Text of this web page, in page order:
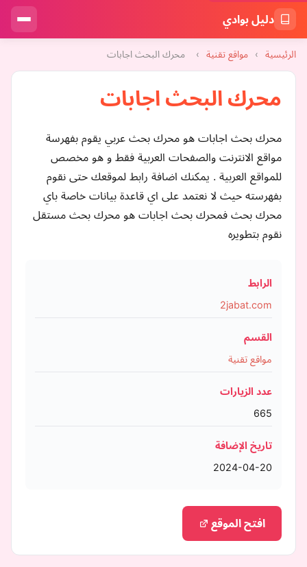
دليل بوادي
الرئيسية › مواقع تقنية › محرك البحث اجابات
محرك البحث اجابات
محرك بحث اجابات هو محرك بحث عربي يقوم بفهرسة
مواقع الانترنت والصفحات العربية فقط و هو مخصص
للمواقع العربية . يمكنك اضافة رابط لموقعك حتى نقوم
بفهرسته حيث لا نعتمد على اي قاعدة بيانات خاصة باي
محرك بحث فمحرك بحث اجابات هو محرك بحث مستقل
نقوم بتطويره
الرابط
2jabat.com
القسم
مواقع تقنية
عدد الزيارات
665
تاريخ الإضافة
2024-04-20
افتح الموقع